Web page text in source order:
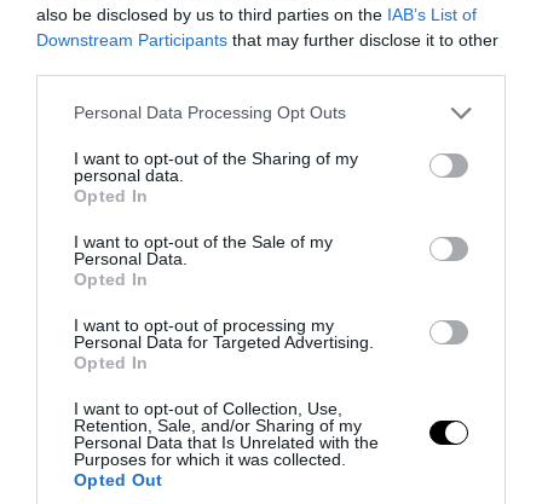
also be disclosed by us to third parties on the IAB’s List of
Downstream Participants that may further disclose it to other
Please note that this website/app uses one or more Google
not limited to your visit or usage behaviour. You may click to
grant or deny consent to Google and its third-party tags to
use your data for below specified purposes in below Google
consent section.
Personal Data Processing Opt Outs
I want to opt-out of the Sharing of my
personal data.
Opted In
I want to opt-out of the Sale of my
Personal Data.
Opted In
I want to opt-out of processing my
Personal Data for Targeted Advertising.
Opted In
I want to opt-out of Collection, Use,
Retention, Sale, and/or Sharing of my
Personal Data that Is Unrelated with the
Purposes for which it was collected.
Opted Out
3D Wall Vinyl Decals 9.95 and FREE Shipping Tag a friend who
would love this! Active link in BIO #design #wallstickers
#interiordesign #home #decor #architecture
A post shared byHomeGoods Warehouse